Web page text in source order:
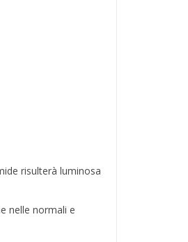
risulterà luminosa
nelle normali e